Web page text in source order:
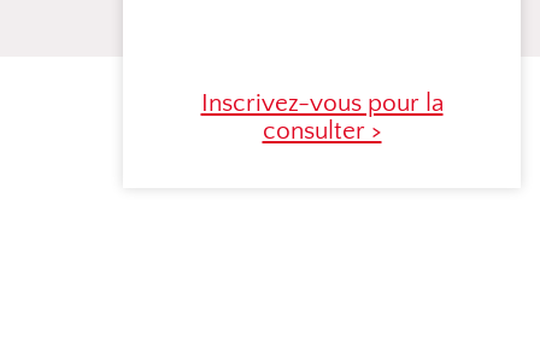
Inscrivez-vous pour la
consulter >